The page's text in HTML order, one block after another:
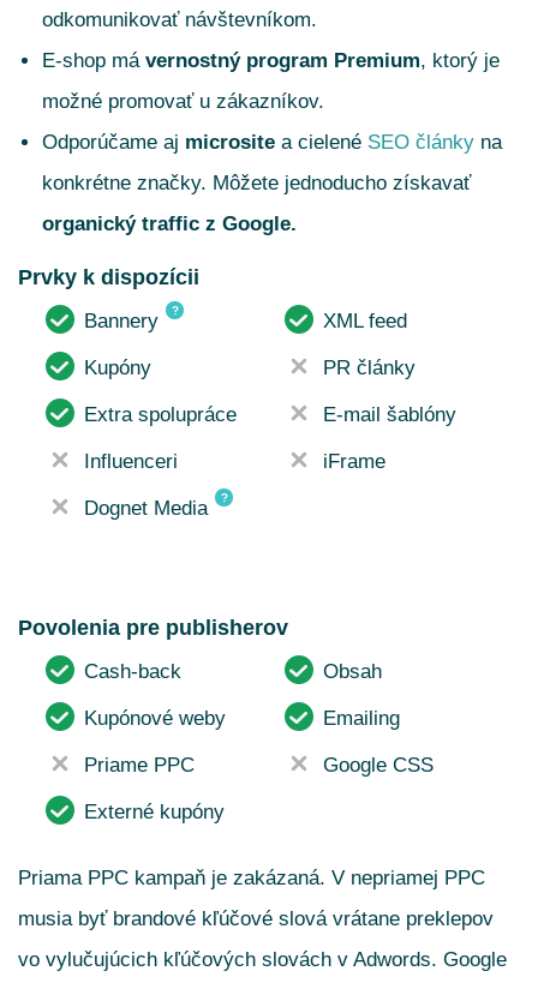
odkomunikovať návštevníkom.
E-shop má vernostný program Premium, ktorý je
možné promovať u zákazníkov.
Odporúčame aj microsite a cielené SEO články na
konkrétne značky. Môžete jednoducho získavať
organický traffic z Google.
Prvky k dispozícii
Bannery ? XML feed
Kupóny PR články
Extra spolupráce E-mail šablóny
Influenceri iFrame
Dognet Media ?
Povolenia pre publisherov
Cash-back Obsah
Kupónové weby Emailing
Priame PPC Google CSS
Externé kupóny
Priama PPC kampaň je zakázaná. V nepriamej PPC
musia byť brandové kľúčové slová vrátane preklepov
vo vylučujúcich kľúčových slovách v Adwords. Google